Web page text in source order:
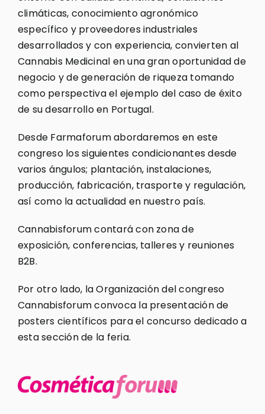
climáticas, conocimiento agronómico
específico y proveedores industriales
desarrollados y con experiencia, convierten al
Cannabis Medicinal en una gran oportunidad de
negocio y de generación de riqueza tomando
como perspectiva el ejemplo del caso de éxito
de su desarrollo en Portugal.
Desde Farmaforum abordaremos en este
congreso los siguientes condicionantes desde
varios ángulos; plantación, instalaciones,
producción, fabricación, trasporte y regulación,
así como la actualidad en nuestro país.
Cannabisforum contará con zona de
exposición, conferencias, talleres y reuniones
B2B.
Por otro lado, la Organización del congreso
Cannabisforum convoca la presentación de
posters científicos para el concurso dedicado a
esta sección de la feria.